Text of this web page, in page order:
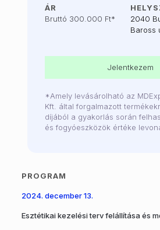
ÁR
Bruttó 300.000 Ft*
2040
Baross
Jelentkezem
*Amely levásárolható az
Kft. által forgalmazott
díjából a gyakorlás során
és fogyóeszközök értéke
PROGRAM
2024. december 13.
Esztétikai kezelési terv felállítása és